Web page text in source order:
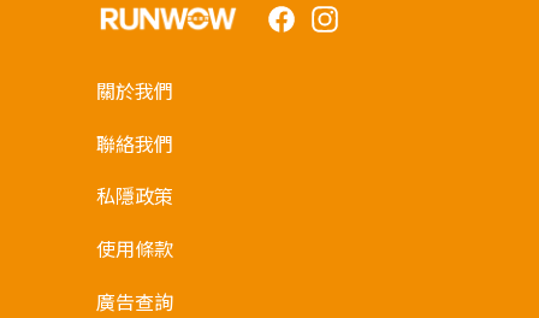
FacebookInstagram
關於我們
聯絡我們
私隱政策
使用條款
廣告查詢